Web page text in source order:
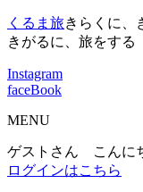
くるま旅きらくに、
きがるに、旅をする
Instagram
faceBook
MENU
ゲストさん こんに
ログインはこちら